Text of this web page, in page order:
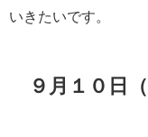
いきたいです。
９月１０日（